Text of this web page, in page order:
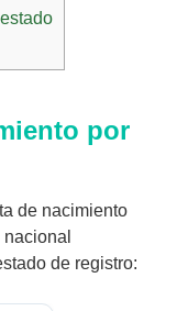
por
de nacimiento
de registro: